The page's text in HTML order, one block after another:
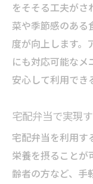
をそそる工夫がさ
菜や季節感のある
度が向上します。
にも対応可能な
安心して利用でき
宅配弁当で実現
宅配弁当を利用す
栄養を摂ることが
齢者の方など、手